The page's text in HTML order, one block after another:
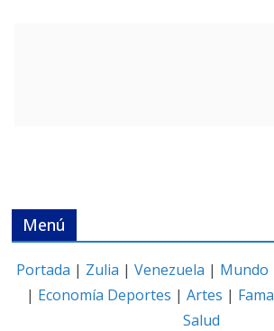
Menú
Portada | Zulia | Venezuela | Mundo
| Economía Deportes |Artes | Fama
Salud